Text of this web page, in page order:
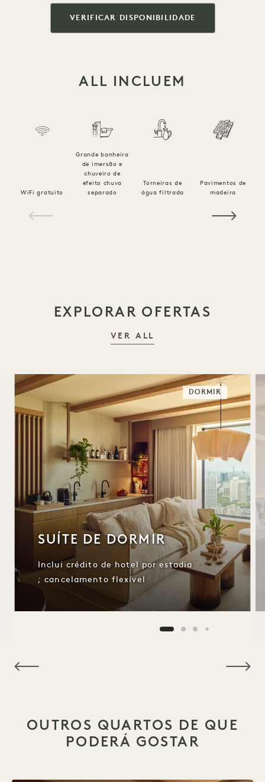
VERIFICAR DISPONIBILIDADE
ALL INCLUEM
WiFi gratuito
Grande banheira
de imersão e
chuveiro de
efeito chuva
separado
Torneiras de
água filtrada
Pavimentos de
madeira
EXPLORAR OFERTAS
VER ALL
DORMIR
SUÍTE DE DORMIR
Inclui crédito de hotel por estadia
; cancelamento flexível
OUTROS QUARTOS DE QUE
PODERÁ GOSTAR